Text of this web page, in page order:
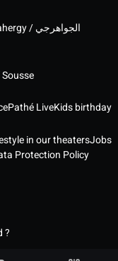
El Gawahergy / الجواهرجي
Pathé LiveKids birthday
in our theatersJobs
Protection Policy
?